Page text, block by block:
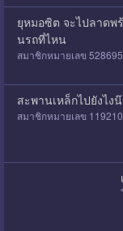
ยุหมอซิต จะไปลาดพ
นรถที่ไหน
สมาชิกหมายเลข
สะพานเหล็กไปยังไง
สมาชิกหมายเลข